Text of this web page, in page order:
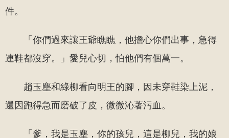
件。
「你們過來讓王爺瞧瞧，他擔心你們出事，急得
連鞋都沒穿。」愛兒心切，怕他們有個萬一。
趙玉塵和綠柳看向明王的腳，因未穿鞋染上泥，
還因跑得急而磨破了皮，微微沁著污血。
「爹，我是玉塵，你的孩兒，這是柳兒，我的娘